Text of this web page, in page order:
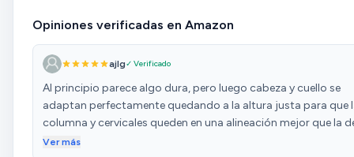
Opiniones verificadas en Amazon
ajlg✓ Verificado
Al principio parece algo dura, pero luego cabeza y cuello se
adaptan perfectamente quedando a la altura justa para que
columna y cervicales queden en una alineación mejor que la
real madrid. Recién estrenada puede oler un poco como a
Ver más